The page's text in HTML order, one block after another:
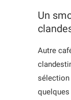
Un
Autre
sélection